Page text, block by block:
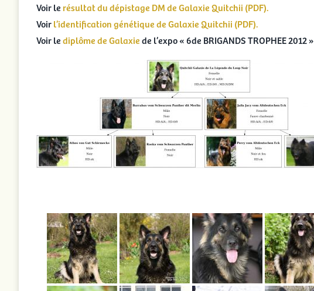
Voir le résultat du dépistage DM de Galaxie Quitchii (PDF).
Voirl’identification génétique de Galaxie Quitchii (PDF).
Voir lediplôme de Galaxiede l’expo « 6de BRIGANDS TROPHEE 2012 »